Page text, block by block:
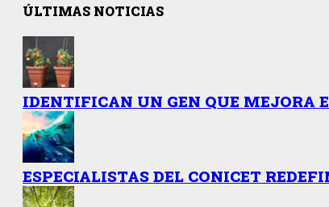
ÚLTIMAS NOTICIAS
IDENTIFICAN UN GEN QUE MEJORA
ESPECIALISTAS DEL CONICET